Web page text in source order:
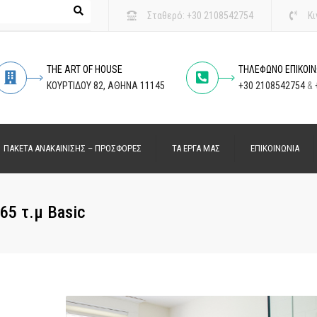
Σταθερό: +30 2108542754
THE ART OF HOUSE
ΚΟΥΡΤΙΔΟΥ 82, ΑΘΗΝΑ 11145
ΤΗΛΕΦΩΝΟ
+30 2108542754&
ΠΑΚΕΤΑ ΑΝΑΚΑΙΝΙΣΗΣ – ΠΡΟΣΦΟΡΕΣ
ΠΑΚΕΤΑ ΦΥΣΙΚΟΥ ΑΕΡΙΟΥ
ΤΑ ΕΡΓΑ ΜΑΣ ΕΠΙΚΟΙΝΩΝΙΑ
τ.μ Basic